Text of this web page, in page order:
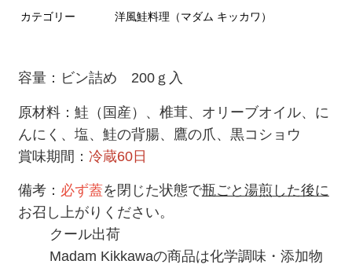
カテゴリー 洋風鮭料理（マダム キッカワ）
容量：ビン詰め 200ｇ入
原材料：鮭（国産）、椎茸、オリーブオイル、に
んにく、塩、鮭の背腸、鷹の爪、黒コショウ
賞味期間： 冷蔵60日
備考： 必ず蓋を閉じた状態で瓶ごと湯煎した後に
お召し上がりください。
クール出荷
Madam Kikkawaの商品は化学調味・添加物